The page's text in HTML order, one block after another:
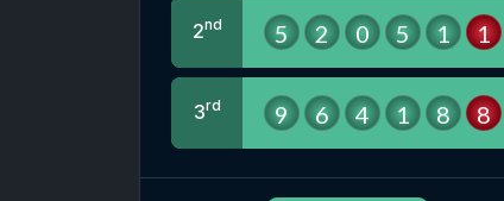
2nd 5 2 0 5 1 1
3rd 9 6 4 1 8 8